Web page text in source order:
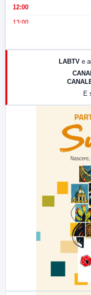
12:00
13:00
LABTV e
E